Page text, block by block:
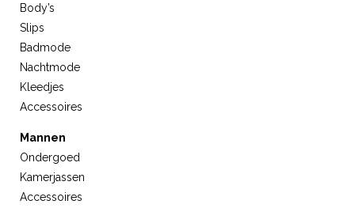
Body’s
Slips
Badmode
Nachtmode
Kleedjes
Accessoires
Mannen
Ondergoed
Kamerjassen
Accessoires